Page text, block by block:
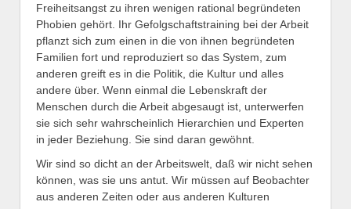
Freiheitsangst zu ihren wenigen rational begründeten
Phobien gehört. Ihr Gefolgschaftstraining bei der Arbeit
pflanzt sich zum einen in die von ihnen begründeten
Familien fort und reproduziert so das System, zum
anderen greift es in die Politik, die Kultur und alles
andere über. Wenn einmal die Lebenskraft der
Menschen durch die Arbeit abgesaugt ist, unterwerfen
sie sich sehr wahrscheinlich Hierarchien und Experten
in jeder Beziehung. Sie sind daran gewöhnt.
Wir sind so dicht an der Arbeitswelt, daß wir nicht sehen
können, was sie uns antut. Wir müssen auf Beobachter
aus anderen Zeiten oder aus anderen Kulturen